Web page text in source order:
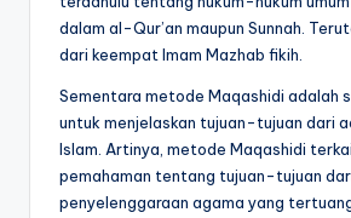
dalam al-Qur’an maupun Sunnah.
dari keempat Imam Mazhab fikih.
Sementara metode Maqashidi adalah
untuk menjelaskan tujuan-tujuan dari
Islam. Artinya, metode Maqashidi
pemahaman tentang tujuan-tujuan
penyelenggaraan agama yang